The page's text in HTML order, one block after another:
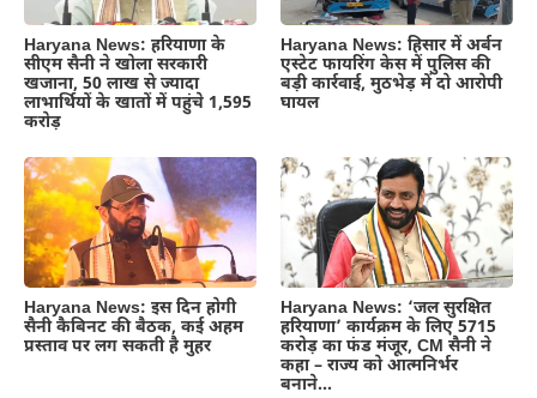
Haryana News: हरियाणा के
सीएम सैनी ने खोला सरकारी
खजाना, 50 लाख से ज्यादा
लाभार्थियों के खातों में पहुंचे 1,595
करोड़
Haryana News: हिसार में अर्बन
एस्टेट फायरिंग केस में पुलिस की
बड़ी कार्रवाई, मुठभेड़ में दो आरोपी
घायल
Haryana News: इस दिन होगी
सैनी कैबिनट की बैठक, कई अहम
प्रस्ताव पर लग सकती है मुहर
Haryana News: ‘जल सुरक्षित
हरियाणा’ कार्यक्रम के लिए 5715
करोड़ का फंड मंजूर, CM सैनी ने
कहा – राज्य को आत्मनिर्भर
बनाने…